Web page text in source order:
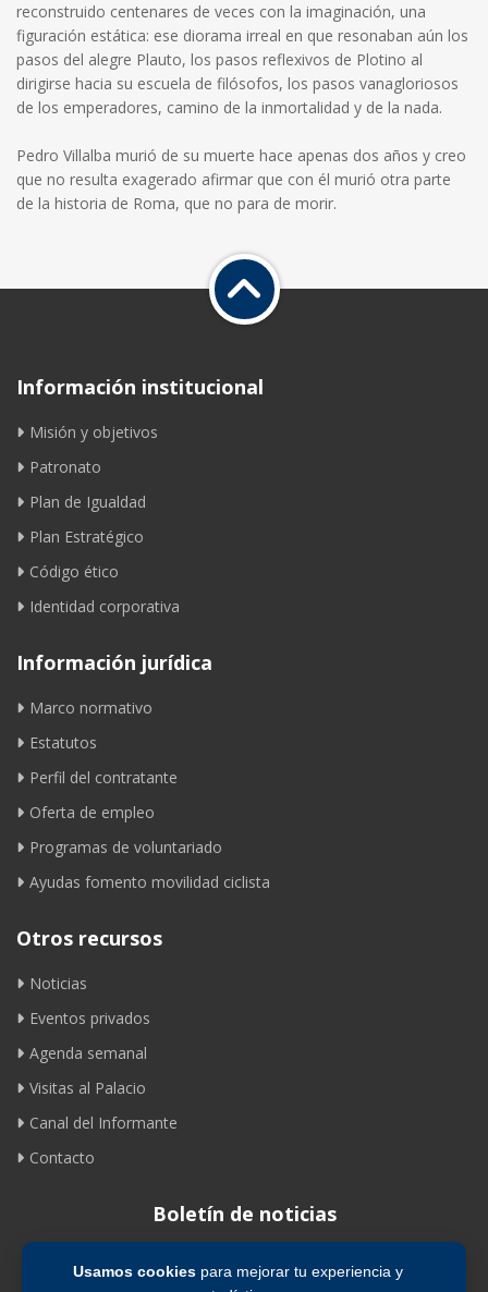
Usamos cookiespara mejorar tu experiencia y
reconstruido centenares de veces con la imaginación, una
figuración estática: ese diorama irreal en que resonaban aún los
pasos del alegre Plauto, los pasos reflexivos de Plotino al
dirigirse hacia su escuela de filósofos, los pasos vanagloriosos
de los emperadores, camino de la inmortalidad y de la nada.
Pedro Villalba murió de su muerte hace apenas dos años y creo
que no resulta exagerado afirmar que con él murió otra parte
de la historia de Roma, que no para de morir.
Información institucional
Misión y objetivos
Patronato
Plan de Igualdad
Plan Estratégico
Código ético
Identidad corporativa
Información jurídica
Marco normativo
Estatutos
Perfil del contratante
Oferta de empleo
Programas de voluntariado
Ayudas fomento movilidad ciclista
Otros recursos
Noticias
Eventos privados
Agenda semanal
Visitas al Palacio
Canal del Informante
Contacto
Boletín de noticias